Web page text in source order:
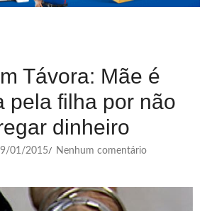
Távora: Mãe é
pela filha por não
dinheiro
01/2015/ Nenhum comentário